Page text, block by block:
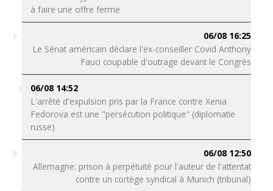
à faire une offre ferme
06/08 16:25
Le Sénat américain déclare l'ex-conseiller Covid Anthony
Fauci coupable d'outrage devant le Congrès
06/08 14:52
L'arrêté d'expulsion pris par la France contre Xenia
Fedorova est une "persécution politique" (diplomatie
russe)
06/08 12:50
Allemagne: prison à perpétuité pour l'auteur de l'attentat
contre un cortège syndical à Munich (tribunal)